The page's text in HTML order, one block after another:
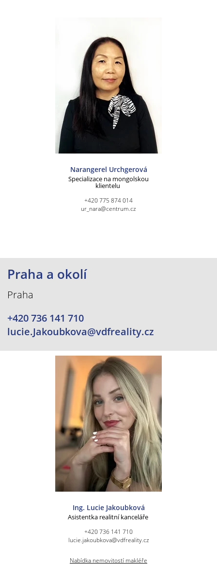
Narangerel Urchgerová
Specializace na mongolskou
klientelu
+420 775 874 014
ur_nara@centrum.cz
Praha a okolí
Praha
+420 736 141 710
lucie.Jakoubkova@vdfreality.cz
Ing. Lucie Jakoubková
Asistentka realitní kanceláře
+420 736 141 710
lucie.jakoubkova@vdfreality.cz
Nabídka nemovitostí makléře